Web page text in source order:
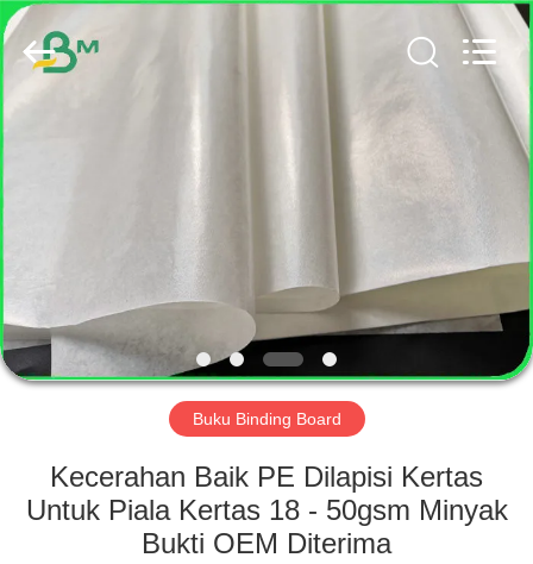
RUMAH
PRODUK
KAMI
TUR
KONTROL
KUALITAS
GUANGZHOU
BMPAPER
CO.,
LTD..
Buku Binding Board
Kecerahan Baik PE Dilapisi Kertas
Untuk Piala Kertas 18 - 50gsm Minyak
Bukti OEM Diterima